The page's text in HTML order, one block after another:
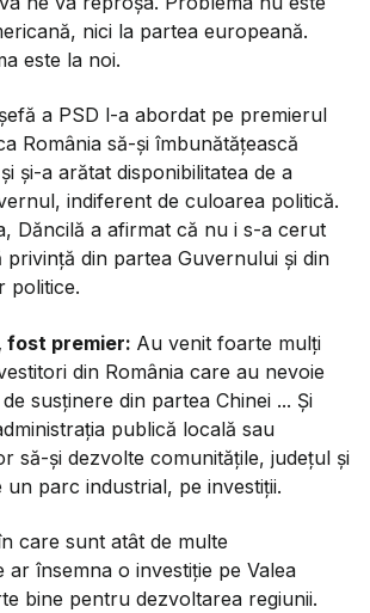
nici la partea europeană.
este la noi.
a PSD l-a abordat pe premierul
România să-și îmbunătățească
și-a arătat disponibilitatea de a
indiferent de culoarea politică.
Dăncilă a afirmat că nu i s-a cerut
privință din partea Guvernului și din
politice.
fost premier: Au venit foarte mulți
din România care au nevoie
susținere din partea Chinei ... Și
publică locală sau
să-și dezvolte comunitățile, județul și
parc industrial, pe investiții.
care sunt atât de multe
ar însemna o investiție pe Valea
bine pentru dezvoltarea regiunii.